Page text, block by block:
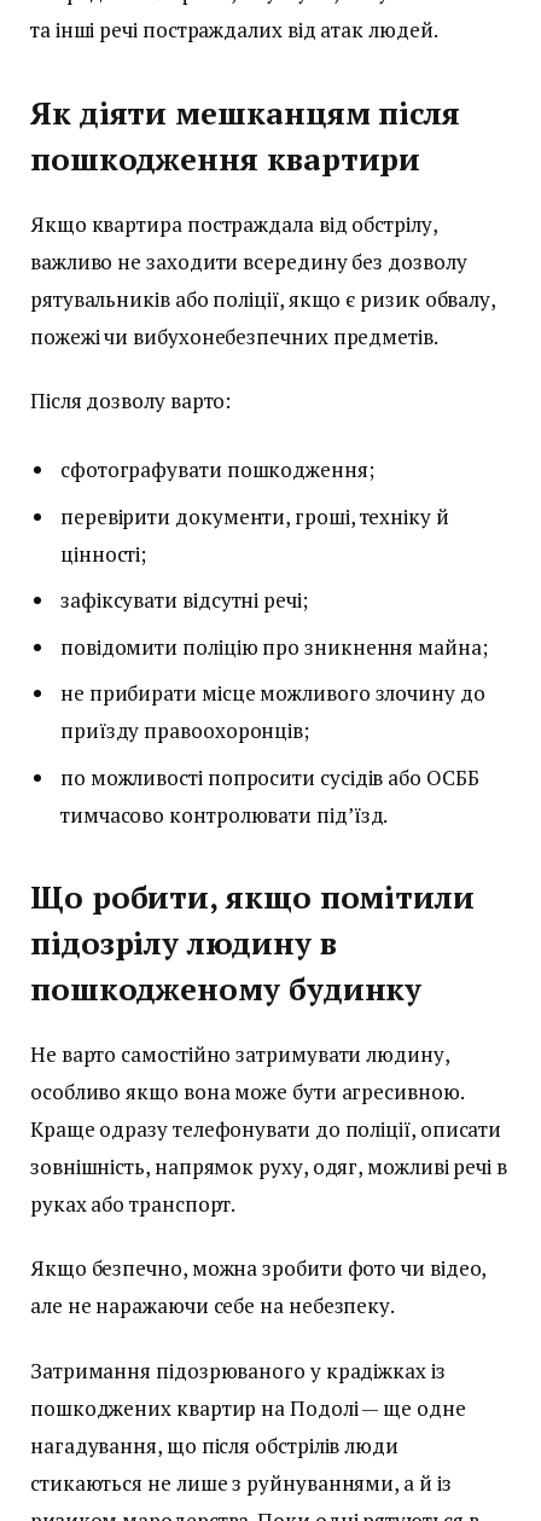
та інші речі постраждалих від атак людей.
Як діяти мешканцям після
пошкодження квартири
Якщо квартира постраждала від обстрілу,
важливо не заходити всередину без дозволу
рятувальників або поліції, якщо є ризик обвалу,
пожежі чи вибухонебезпечних предметів.
Після дозволу варто:
сфотографувати пошкодження;
перевірити документи, гроші, техніку й
цінності;
зафіксувати відсутні речі;
повідомити поліцію про зникнення майна;
не прибирати місце можливого злочину до
приїзду правоохоронців;
по можливості попросити сусідів або ОСББ
тимчасово контролювати під’їзд.
Що робити, якщо помітили
підозрілу людину в
пошкодженому будинку
Не варто самостійно затримувати людину,
особливо якщо вона може бути агресивною.
Краще одразу телефонувати до поліції, описати
зовнішність, напрямок руху, одяг, можливі речі в
руках або транспорт.
Якщо безпечно, можна зробити фото чи відео,
але не наражаючи себе на небезпеку.
Затримання підозрюваного у крадіжках із
пошкоджених квартир на Подолі — ще одне
нагадування, що після обстрілів люди
стикаються не лише з руйнуваннями, а й із